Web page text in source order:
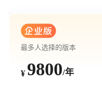
最多人选择的版本
¥ 9800/年